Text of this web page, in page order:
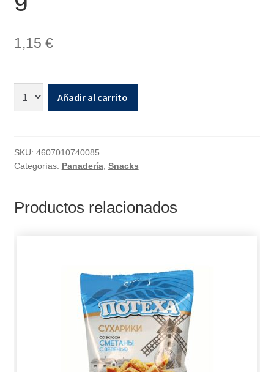
1,15 €
Añadir al carrito
SKU: 4607010740085
Categorías: Panadería, Snacks
Productos relacionados